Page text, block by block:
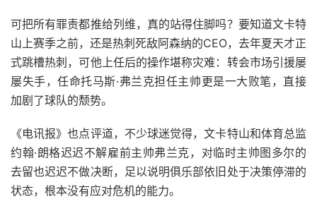
可把所有罪责都推给列维，真的站得住脚吗？要知道文卡特
山上赛季之前，还是热刺死敌阿森纳的CEO，去年夏天才正
式跳槽热刺，可他上任后的操作堪称灾难：转会市场引援屡
屡失手，任命托马斯·弗兰克担任主帅更是一大败笔，直接
加剧了球队的颓势。
《电讯报》也点评道，不少球迷觉得，文卡特山和体育总监
约翰·朗格迟迟不解雇前主帅弗兰克，对临时主帅图多尔的
去留也迟迟不做决断，足以说明俱乐部依旧处于决策停滞的
状态，根本没有应对危机的能力。